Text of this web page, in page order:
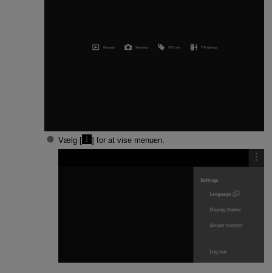
Vælg [ ] for at vise menuen.